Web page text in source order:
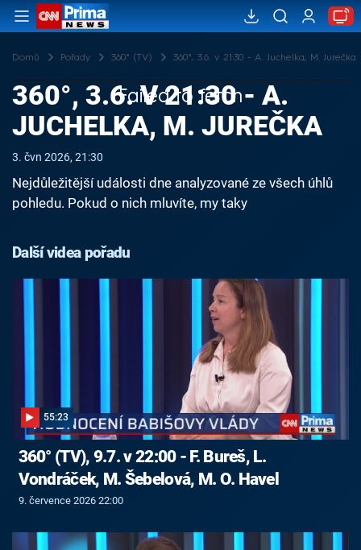
Domů Pořady 360° (TV) 360°, 3.6. v 21:30 - A. Juchelka, M. Jurečka
Failed to fetch
360°, 3.6. V 21:30 - A.
JUCHELKA, M. JUREČKA
3. čvn 2026, 21:30
Nejdůležitější události dne analyzované ze všech úhlů
pohledu. Pokud o nich mluvíte, my taky
Další videa pořadu
55:23
360° (TV), 9.7. v 22:00 - F. Bureš, L.
Vondráček, M. Šebelová, M. O. Havel
9. července 2026 22:00